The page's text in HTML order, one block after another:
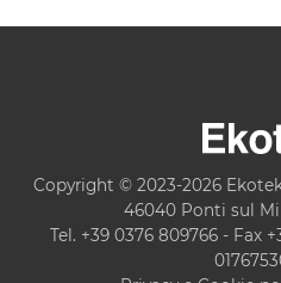
Copyright © 2023-2026
46040 Ponti sul
Tel. +39 0376 809766 - Fax